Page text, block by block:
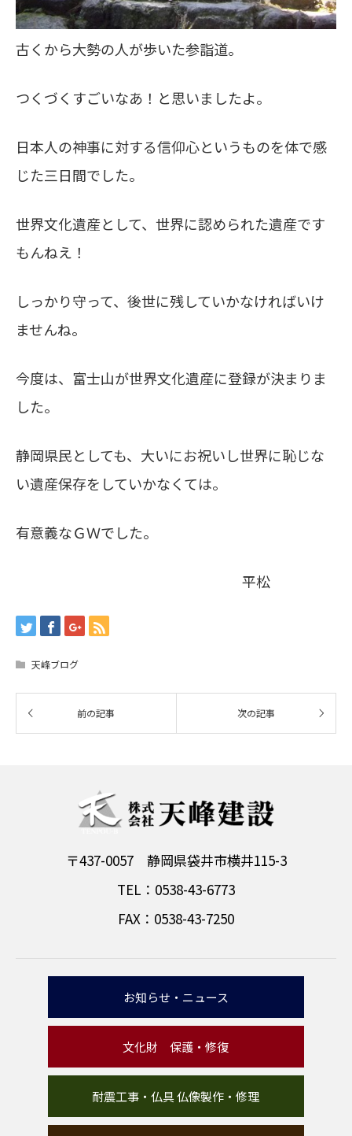
古くから大勢の人が歩いた参詣道。
つくづくすごいなあ！と思いましたよ。
日本人の神事に対する信仰心というものを体で感
じた三日間でした。
世界文化遺産として、世界に認められた遺産です
もんねえ！
しっかり守って、後世に残していかなければいけ
ませんね。
今度は、富士山が世界文化遺産に登録が決まりま
した。
静岡県民としても、大いにお祝いし世界に恥じな
い遺産保存をしていかなくては。
有意義なＧＷでした。
平松
天峰ブログ
〒437-0057 静岡県袋井市横井115-3
TEL：0538-43-6773
FAX：0538-43-7250
お知らせ・ニュース
文化財 保護・修復
耐震工事・仏具 仏像製作・修理